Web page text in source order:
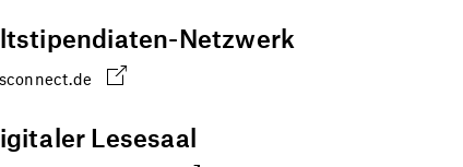
Netzwerk
Lesesaal